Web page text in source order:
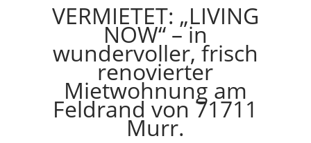
VERMIETET: „LIVING
NOW“ – in
wundervoller, frisch
renovierter
Mietwohnung am
Feldrand von 71711
Murr.